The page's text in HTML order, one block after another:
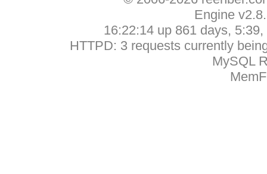
Engine
16:22:14 up 861 days,
HTTPD: 3 requests currently
MySQL